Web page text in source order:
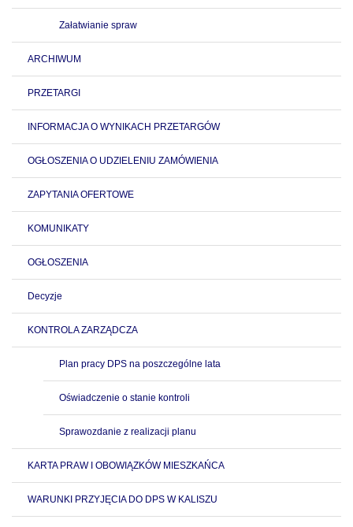
Załatwianie spraw
ARCHIWUM
PRZETARGI
INFORMACJA O WYNIKACH PRZETARGÓW
OGŁOSZENIA O UDZIELENIU ZAMÓWIENIA
ZAPYTANIA OFERTOWE
KOMUNIKATY
OGŁOSZENIA
Decyzje
KONTROLA ZARZĄDCZA
Plan pracy DPS na poszczególne lata
Oświadczenie o stanie kontroli
Sprawozdanie z realizacji planu
KARTA PRAW I OBOWIĄZKÓW MIESZKAŃCA
WARUNKI PRZYJĘCIA DO DPS W KALISZU